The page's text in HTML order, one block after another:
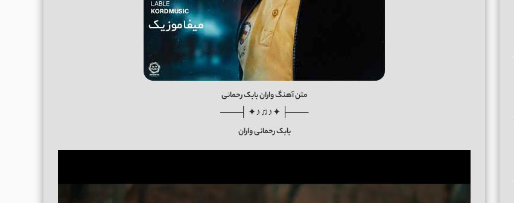
متن آهنگ واران بابک رحمانی
───├ ✦♪♫♪✦ ┤───
بابک رحمانی واران